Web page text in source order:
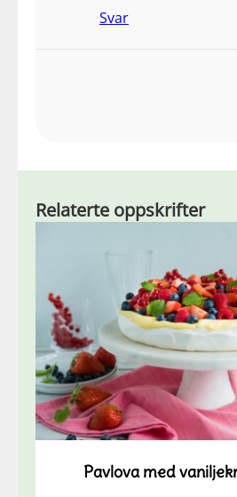
Svar
Relaterte oppskrifter
Pavlova med